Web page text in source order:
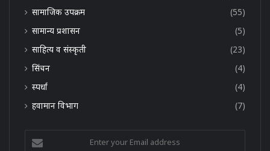
सामाजिक उपक्रम
(55)
सामान्य प्रशासन
(5)
साहित्य व संस्कृती
(23)
सिंचन
(4)
स्पर्धा
(4)
हवामान विभाग
(7)
your